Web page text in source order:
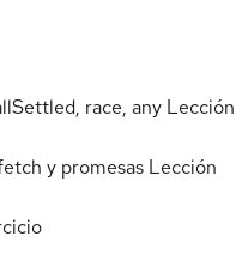
race, any Lección
y promesas Lección